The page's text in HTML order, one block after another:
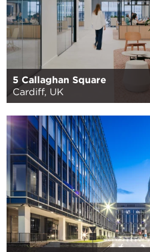
5 Callaghan Square
Cardiff, UK